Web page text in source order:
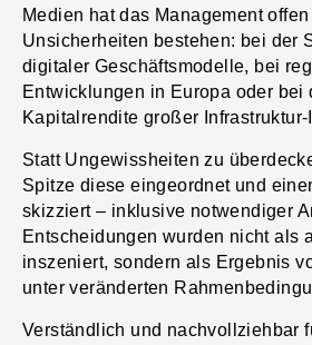
Medien hat das Management
Unsicherheiten bestehen: bei der
digitaler Geschäftsmodelle, bei
Entwicklungen in Europa oder bei
Kapitalrendite großer
Statt Ungewissheiten zu
Spitze diese eingeordnet und
skizziert – inklusive notwendiger
Entscheidungen wurden nicht als
inszeniert, sondern als Ergebnis
unter veränderten
Verständlich und nachvollziehbar